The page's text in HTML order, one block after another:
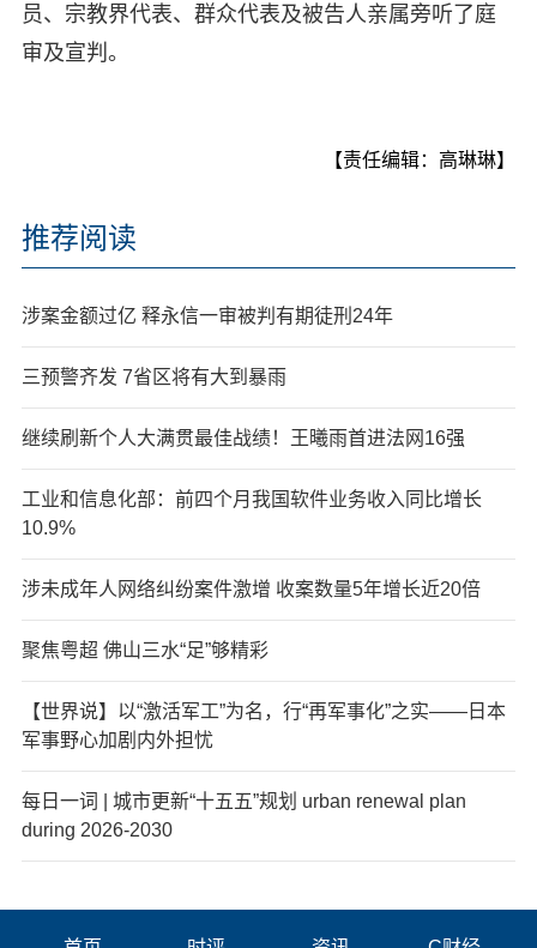
员、宗教界代表、群众代表及被告人亲属旁听了庭
审及宣判。
【责任编辑：高琳琳】
推荐阅读
涉案金额过亿 释永信一审被判有期徒刑24年
三预警齐发 7省区将有大到暴雨
继续刷新个人大满贯最佳战绩！王曦雨首进法网16强
工业和信息化部：前四个月我国软件业务收入同比增长
10.9%
涉未成年人网络纠纷案件激增 收案数量5年增长近20倍
聚焦粤超 佛山三水“足”够精彩
【世界说】以“激活军工”为名，行“再军事化”之实——日本
军事野心加剧内外担忧
每日一词 | 城市更新“十五五”规划 urban renewal plan
during 2026-2030